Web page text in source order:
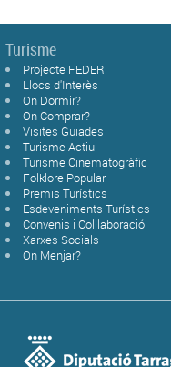
Turisme
Projecte FEDER
Llocs d'Interès
On Dormir?
On Comprar?
Visites Guiades
Turisme Actiu
Turisme Cinematogràfic
Folklore Popular
Premis Turístics
Esdeveniments Turístics
Convenis i Col·laboració
Xarxes Socials
On Menjar?